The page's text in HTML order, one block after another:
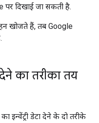
पर दिखाई जा सकती है.
खोजते हैं, तब Google
का तरीका तय
इन्वेंट्री डेटा देने के दो तरीके